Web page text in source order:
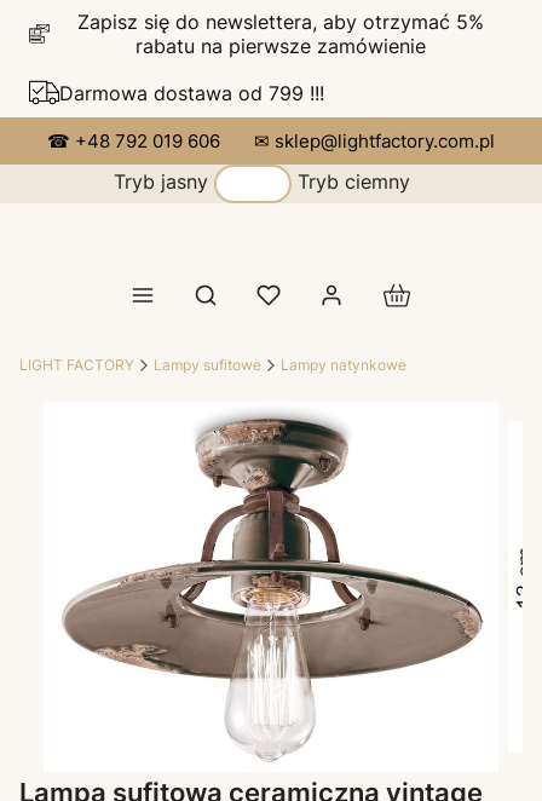
Zapisz się do newslettera, aby otrzymać 5%
rabatu na pierwsze zamówienie
Darmowa dostawa od 799 !!!
☎ +48 792 019 606 ✉ sklep@lightfactory.com.pl
Tryb jasny Tryb ciemny
Otwórz wyszukiwarkę Produkty w
LIGHT FACTORY Lampy sufitowe Lampy natynkowe
Lampa sufitowa ceramiczna vintage